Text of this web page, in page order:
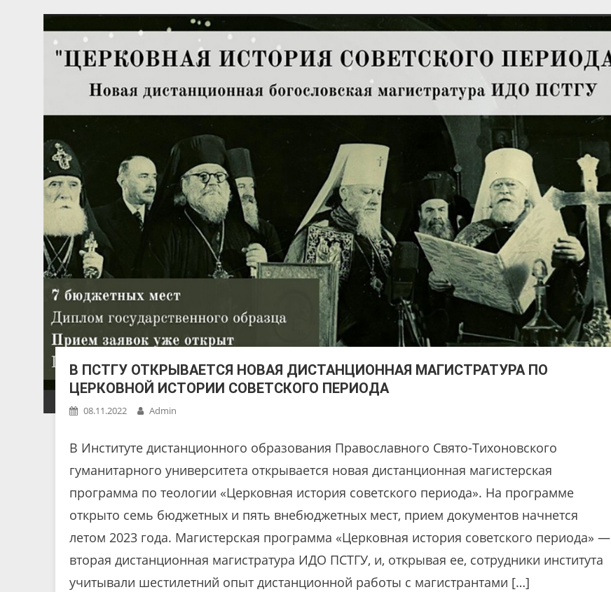
В ПСТГУ ОТКРЫВАЕТСЯ НОВАЯ ДИСТАНЦИОННАЯ МАГИСТРАТУРА ПО
ЦЕРКОВНОЙ ИСТОРИИ СОВЕТСКОГО ПЕРИОДА
08.11.2022 Admin
В Институте дистанционного образования Православного Свято-Тихоновского
гуманитарного университета открывается новая дистанционная магистерская
программа по теологии «Церковная история советского периода». На программе
открыто семь бюджетных и пять внебюджетных мест, прием документов начнется
летом 2023 года. Магистерская программа «Церковная история советского периода» —
вторая дистанционная магистратура ИДО ПСТГУ, и, открывая ее, сотрудники института
учитывали шестилетний опыт дистанционной работы с магистрантами […]